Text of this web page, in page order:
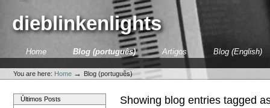
content.dieblinkenlights
SectionsHome Blog (português) Artigos Blog (English)
tools
You are here: Home → Blog (português)
Últimos Posts Showing blog entries tagged